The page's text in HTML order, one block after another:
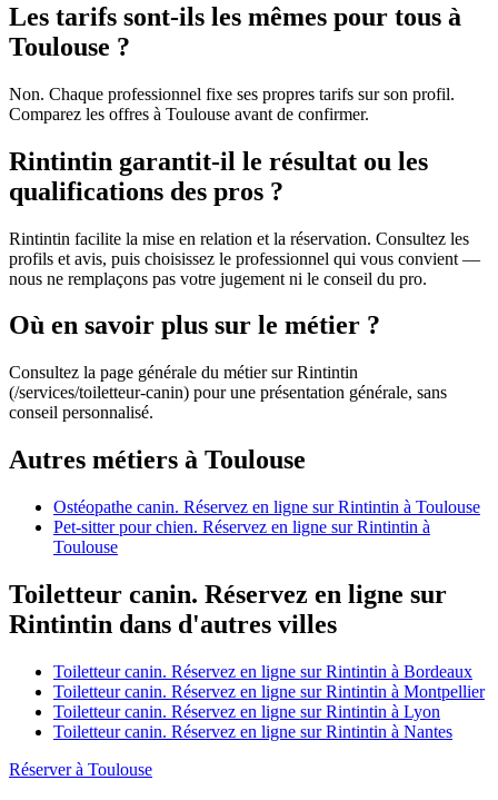
Les tarifs sont-ils les mêmes pour tous à
Toulouse ?
Non. Chaque professionnel fixe ses propres tarifs sur son profil.
Comparez les offres à Toulouse avant de confirmer.
Rintintin garantit-il le résultat ou les
qualifications des pros ?
Rintintin facilite la mise en relation et la réservation. Consultez les
profils et avis, puis choisissez le professionnel qui vous convient —
nous ne remplaçons pas votre jugement ni le conseil du pro.
Où en savoir plus sur le métier ?
Consultez la page générale du métier sur Rintintin
(/services/toiletteur-canin) pour une présentation générale, sans
conseil personnalisé.
Autres métiers à Toulouse
Ostéopathe canin. Réservez en ligne sur Rintintin à Toulouse
Pet-sitter pour chien. Réservez en ligne sur Rintintin à
Toulouse
Toiletteur canin. Réservez en ligne sur
Rintintin dans d'autres villes
Toiletteur canin. Réservez en ligne sur Rintintin à Bordeaux
Toiletteur canin. Réservez en ligne sur Rintintin à Montpellier
Toiletteur canin. Réservez en ligne sur Rintintin à Lyon
Toiletteur canin. Réservez en ligne sur Rintintin à Nantes
Réserver à Toulouse